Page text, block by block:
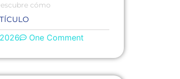
cómo
One Comment